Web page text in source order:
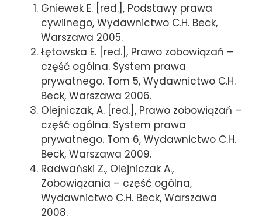
Gniewek E. [red.], Podstawy prawa
cywilnego, Wydawnictwo C.H. Beck,
Warszawa 2005.
Łętowska E. [red.], Prawo zobowiązań –
część ogólna. System prawa
prywatnego. Tom 5, Wydawnictwo C.H.
Beck, Warszawa 2006.
Olejniczak, A. [red.], Prawo zobowiązań –
część ogólna. System prawa
prywatnego. Tom 6, Wydawnictwo C.H.
Beck, Warszawa 2009.
Radwański Z., Olejniczak A.,
Zobowiązania – część ogólna,
Wydawnictwo C.H. Beck, Warszawa
2008.